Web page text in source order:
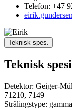
Telefon: +47
Teknisk spes.
Teknisk
Detektor: Geiger-
71210, 7149
Strålingstype: gamma